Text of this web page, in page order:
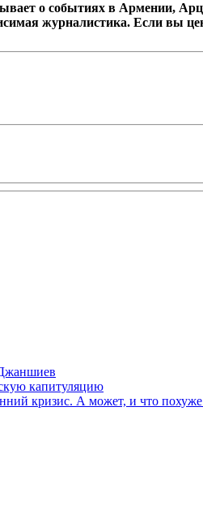
о событиях в Армении,
журналистика. Если вы
капитуляцию
кризис. А может, и что